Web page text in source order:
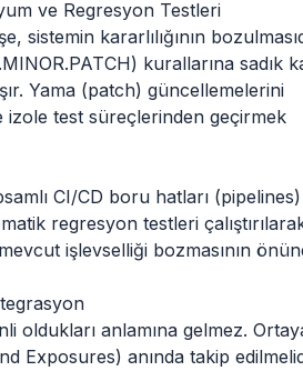
ve Regresyon Testleri
sistemin kararlılığının
kurallarına sadık
Yama (patch) güncellemelerini
test süreçlerinden geçirmek
CI/CD boru hatları (pipelines)
regresyon testleri
işlevselliği bozmasının
oldukları anlamına gelmez.
Exposures) anında takip